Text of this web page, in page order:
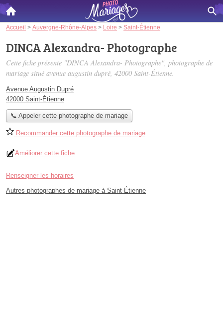
Accueil > Auvergne-Rhône-Alpes > Loire > Saint-Étienne
DINCA Alexandra- Photographe
Cette fiche présente "DINCA Alexandra- Photographe", photographe de
mariage situé avenue augustin dupré, 42000 Saint-Étienne.
Avenue Augustin Dupré
42000 Saint-Étienne
📞 Appeler cette photographe de mariage
Recommander cette photographe de mariage
Améliorer cette fiche
Renseigner les horaires
Autres photographes de mariage à Saint-Étienne